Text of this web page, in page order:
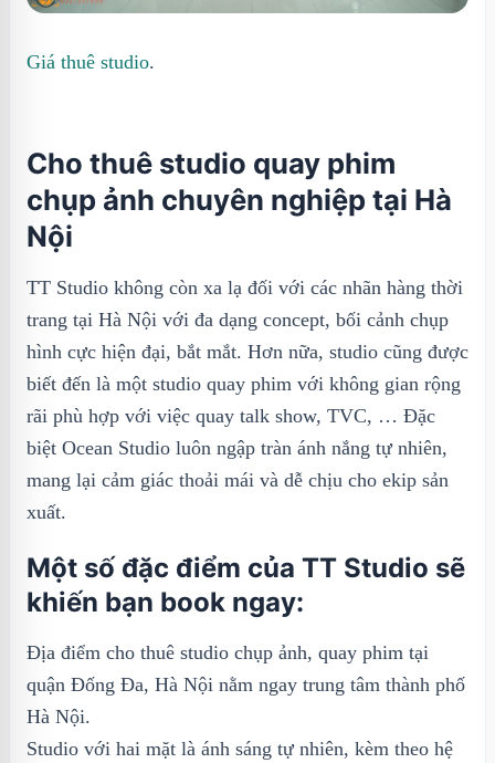
Giá thuê studio.
Cho thuê studio quay phim
chụp ảnh chuyên nghiệp tại Hà
Nội
TT Studio không còn xa lạ đối với các nhãn hàng thời
trang tại Hà Nội với đa dạng concept, bối cảnh chụp
hình cực hiện đại, bắt mắt. Hơn nữa, studio cũng được
biết đến là một studio quay phim với không gian rộng
rãi phù hợp với việc quay talk show, TVC, … Đặc
biệt Ocean Studio luôn ngập tràn ánh nắng tự nhiên,
mang lại cảm giác thoải mái và dễ chịu cho ekip sản
xuất.
Một số đặc điểm của TT Studio sẽ
khiến bạn book ngay:
Địa điểm cho thuê studio chụp ảnh, quay phim tại
quận Đống Đa, Hà Nội nằm ngay trung tâm thành phố
Hà Nội.
Studio với hai mặt là ánh sáng tự nhiên, kèm theo hệ